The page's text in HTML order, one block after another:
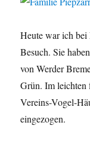
Heute war ich bei
Besuch. Sie
von Werder
Grün. Im leichten
Vereins-Vogel-
eingezogen.